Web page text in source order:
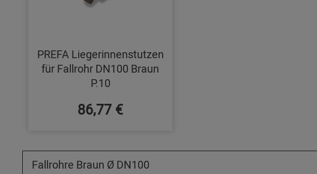
PREFA Liegerinnenstutzen
für Fallrohr DN100 Braun
P.10
86,77 €
Fallrohre Braun Ø DN100